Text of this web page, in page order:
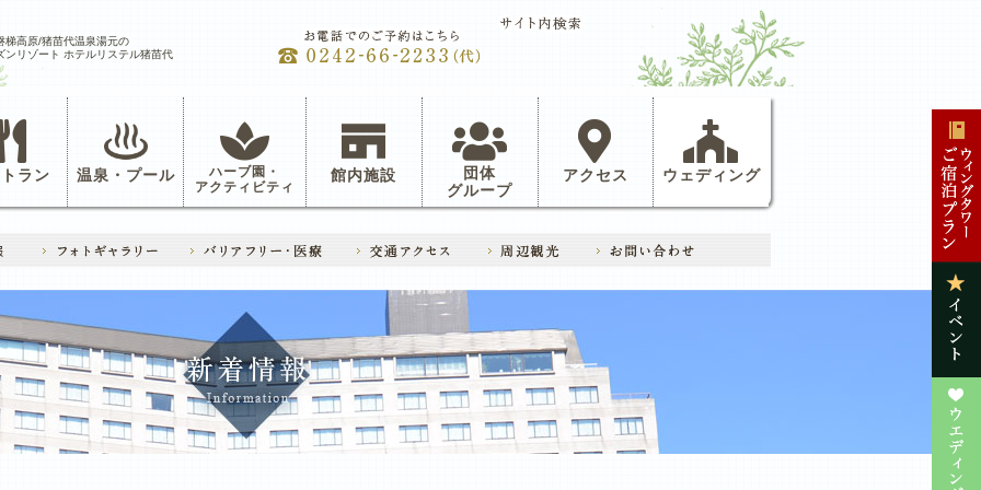
梯高原/猪苗代温泉湯元の
ンリゾート ホテルリステル猪苗代
ラン 温泉・プール ハーブ園・
アクティビティ
館内施設
団体
グループ
アクセス ウェディング